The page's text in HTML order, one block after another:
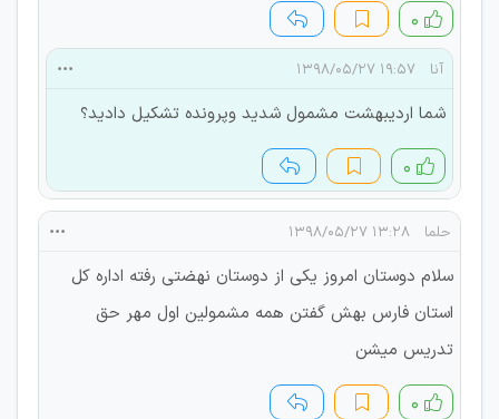
۰
آنا ۱۹:۵۷ ۱۳۹۸/۰۵/۲۷
شما اردیبهشت مشمول شدید وپرونده تشکیل دادید؟
۰
حلما ۱۳:۲۸ ۱۳۹۸/۰۵/۲۷
سلام دوستان امروز یکی از دوستان نهضتی رفته اداره کل
استان فارس بهش گفتن همه مشمولین اول مهر حق
تدریس میشن
۰